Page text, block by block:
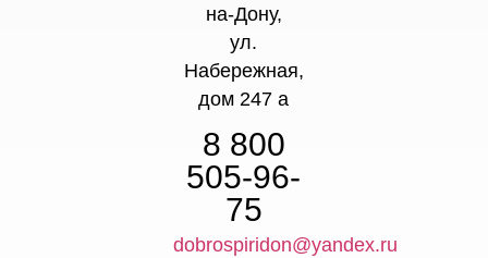
на-Дону,
ул.
Набережная,
дом 247 а
8 800
505-96-
75
dobrospiridon@yandex.ru